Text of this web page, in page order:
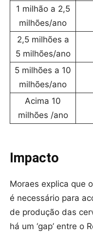
1 milhão a 2,5
milhões/ano
2,5 milhões a
5 milhões/ano
5 milhões a 10
milhões/ano
Acima 10
milhões /ano
Impacto
Moraes explica que
é necessário para
de produção das
há um ‘gap’ entre o